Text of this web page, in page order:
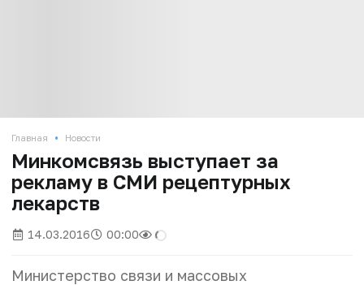
Главная • Новости
Минкомсвязь выступает за
рекламу в СМИ рецептурных
лекарств
14.03.2016 00:00
Министерство связи и массовых